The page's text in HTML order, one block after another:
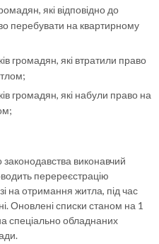
які відповідно до
перебувати на квартирному
громадян, які втратили право
громадян, які набули право на
законодавства виконавчий
перереєстрацію
на отримання житла, під час
Оновлені списки станом на 1
спеціально обладнаних